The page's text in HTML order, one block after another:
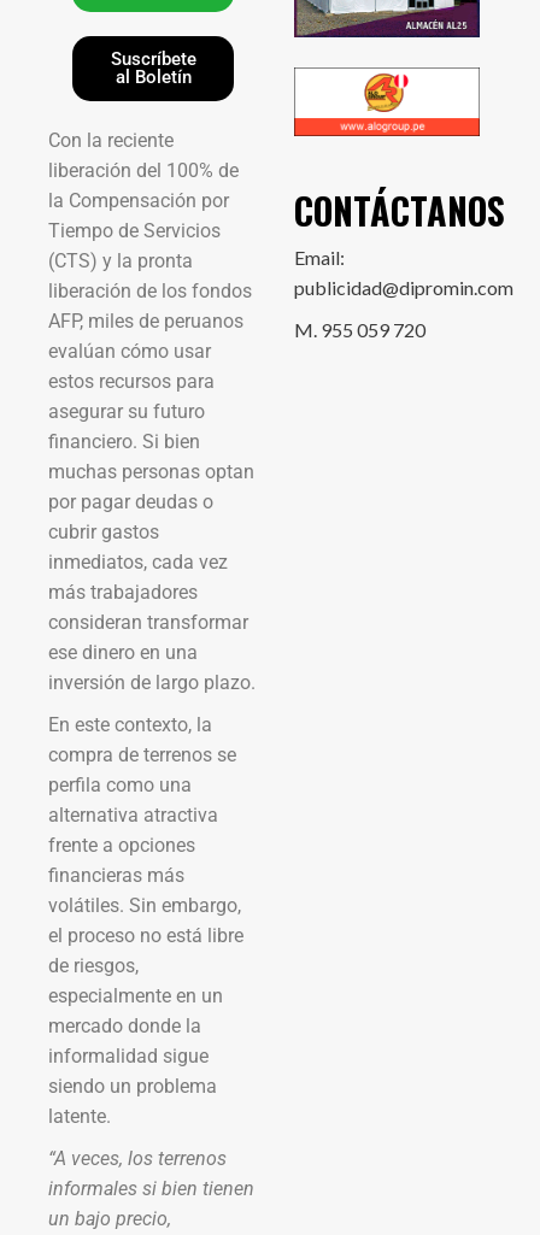
Suscríbete
al Boletín
Con la reciente
liberación del 100% de
la Compensación por
Tiempo de Servicios
(CTS) y la pronta
liberación de los fondos
AFP, miles de peruanos
evalúan cómo usar
estos recursos para
asegurar su futuro
financiero. Si bien
muchas personas optan
por pagar deudas o
cubrir gastos
inmediatos, cada vez
más trabajadores
consideran transformar
ese dinero en una
inversión de largo plazo.
En este contexto, la
compra de terrenos se
perfila como una
alternativa atractiva
frente a opciones
financieras más
volátiles. Sin embargo,
el proceso no está libre
de riesgos,
especialmente en un
mercado donde la
informalidad sigue
siendo un problema
latente.
“A veces, los terrenos
informales si bien tienen
un bajo precio,
CONTÁCTANOS
Email:
publicidad@dipromin.com
M. 955 059 720